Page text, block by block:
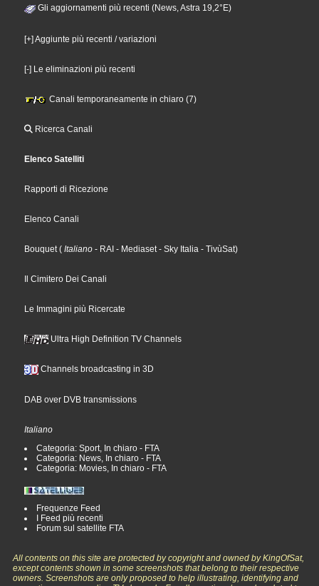
Gli aggiornamenti più recenti (News, Astra 19,2°E)
[+] Aggiunte più recenti / variazioni
[-] Le eliminazioni più recenti
Canali temporaneamente in chiaro (7)
Ricerca Canali
Elenco Satelliti
Rapporti di Ricezione
Elenco Canali
Bouquet( Italiano - RAI - Mediaset- Sky Italia - TivùSat)
Il Cimitero Dei Canali
Le Immagini più Ricercate
Ultra High Definition TV Channels
Channels broadcasting in 3D
DAB over DVB transmissions
Italiano
Categoria: Sport, In chiaro - FTA
Categoria: News, In chiaro - FTA
Categoria: Movies, In chiaro - FTA
Frequenze Feed
I Feed più recenti
Forum sul satellite FTA
All contents on this site are protected by copyright and owned by KingOfSat,
except contents shown in some screenshots that belong to their respective
owners. Screenshots are only proposed to help illustrating, identifying and